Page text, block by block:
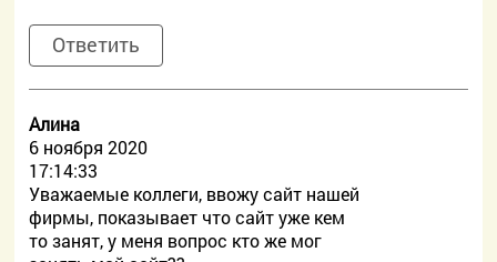
Ответить
Алина
6 ноября 2020
17:14:33
Уважаемые коллеги, ввожу сайт нашей
фирмы, показывает что сайт уже кем
то занят, у меня вопрос кто же мог